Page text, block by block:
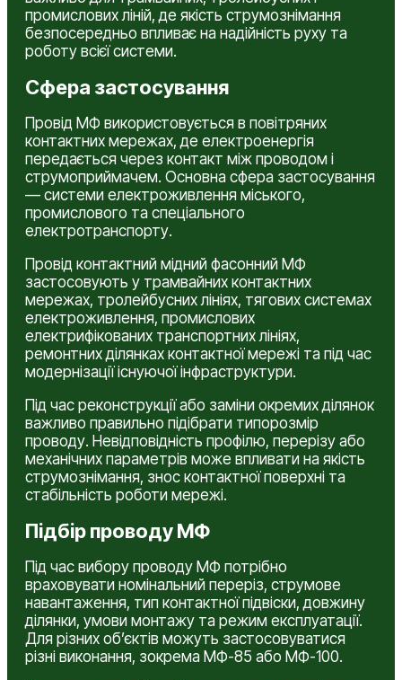
промислових ліній, де якість струмознімання
безпосередньо впливає на надійність руху та
роботу всієї системи.
Сфера застосування
Провід МФ використовується в повітряних
контактних мережах, де електроенергія
передається через контакт між проводом і
струмоприймачем. Основна сфера застосування
— системи електроживлення міського,
промислового та спеціального
електротранспорту.
Провід контактний мідний фасонний МФ
застосовують у трамвайних контактних
мережах, тролейбусних лініях, тягових системах
електроживлення, промислових
електрифікованих транспортних лініях,
ремонтних ділянках контактної мережі та під час
модернізації існуючої інфраструктури.
Під час реконструкції або заміни окремих ділянок
важливо правильно підібрати типорозмір
проводу. Невідповідність профілю, перерізу або
механічних параметрів може впливати на якість
струмознімання, знос контактної поверхні та
стабільність роботи мережі.
Підбір проводу МФ
Під час вибору проводу МФ потрібно
враховувати номінальний переріз, струмове
навантаження, тип контактної підвіски, довжину
ділянки, умови монтажу та режим експлуатації.
Для різних об’єктів можуть застосовуватися
різні виконання, зокрема МФ-85 або МФ-100.